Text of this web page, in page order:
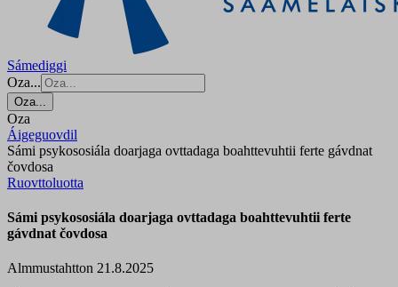
Sámediggi
Oza...
Oza...
Oza
Áigeguovdil
Sámi psykososiála doarjaga ovttadaga boahttevuhtii ferte gávdnat
čovdosa
Ruovttoluotta
Sámi psykososiála doarjaga ovttadaga boahttevuhtii ferte
gávdnat čovdosa
Almmustahtton 21.8.2025